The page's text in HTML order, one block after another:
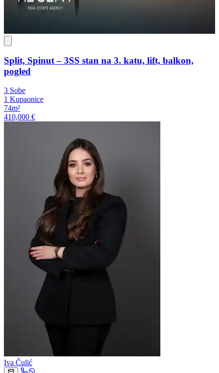
Split, Spinut – 3SS stan na 3. katu, lift, balkon,
pogled
3 Sobe
1 Kupaonice
74m²
410,000 €
Iva Čulić